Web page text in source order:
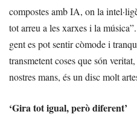
compostes amb IA, on la
tot arreu a les xarxes i la
gent es pot sentir còmode i
transmetent coses que són
nostres mans, és un disc molt
‘Gira tot igual, però diferent’